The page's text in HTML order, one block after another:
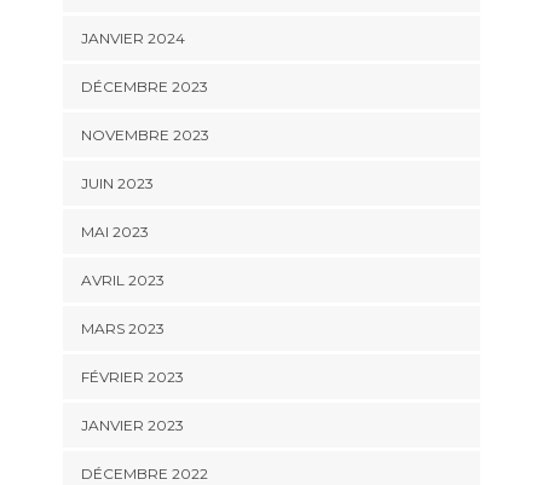
JANVIER 2024
DÉCEMBRE 2023
NOVEMBRE 2023
JUIN 2023
MAI 2023
AVRIL 2023
MARS 2023
FÉVRIER 2023
JANVIER 2023
DÉCEMBRE 2022